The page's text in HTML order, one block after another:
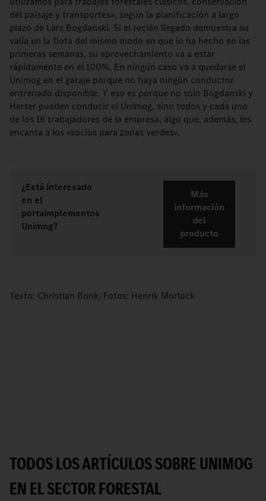
del paisaje y transportes», según la planificación a largo
plazo de Lars Bogdanski. Si el recién llegado demuestra su
valía en la flota del mismo modo en que lo ha hecho en las
primeras semanas, su aprovechamiento va a estar
rápidamente en el 100%. En ningún caso va a quedarse el
Unimog en el garaje porque no haya ningún conductor
entrenado disponible. Y eso es porque no solo Bogdanski y
Herter pueden conducir el Unimog, sino todos y cada uno
de los 16 trabajadores de la empresa, algo que, además, les
encanta a los «socios para zonas verdes».
¿Está interesado
en el
portaimplementos
Unimog?
Más
información
del
producto
Texto: Christian Bonk, Fotos: Henrik Morlock
TODOS LOS ARTÍCULOS SOBRE UNIMOG
EN EL SECTOR FORESTAL